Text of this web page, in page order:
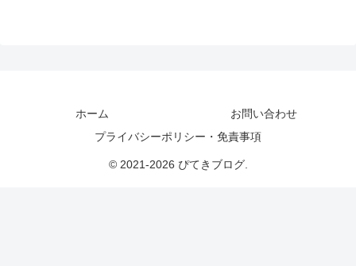
ホーム
お問い合わせ
プライバシーポリシー・免責事項
© 2021-2026 ぴてきブログ.